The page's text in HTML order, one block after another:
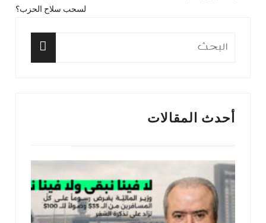
لسحب سلاح الحزب؟
البحث
أحدث المقالات